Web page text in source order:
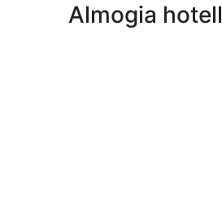
Almogia
Almogia hotell